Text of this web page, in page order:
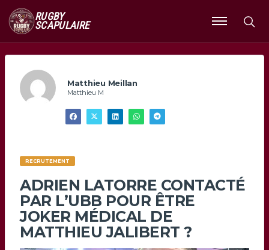
RUGBY
SCAPULAIRE
Ouvrir
le
Matthieu Meillan
Matthieu M
RECRUTEMENT
ADRIEN LATORRE CONTACTÉ
PAR L’UBB POUR ÊTRE
JOKER MÉDICAL DE
MATTHIEU JALIBERT ?